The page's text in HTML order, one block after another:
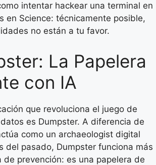
intentar hackear una terminal en
en Science: técnicamente posible,
no están a tu favor.
La Papelera
con IA
que revoluciona el juego de
es Dumpster. A diferencia de
como un archaeologist digital
del pasado, Dumpster funciona más
de prevención: es una papelera de